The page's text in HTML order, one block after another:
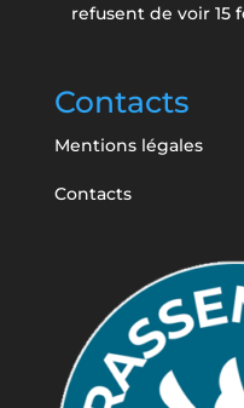
refusent de voir 15
Contacts
Mentions légales
Contacts